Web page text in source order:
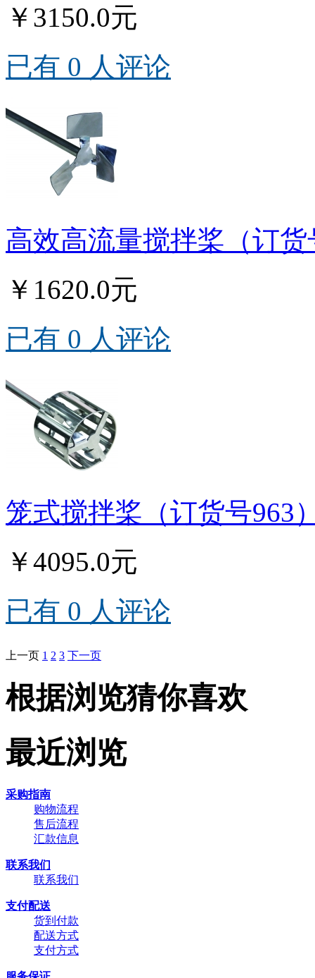
￥3150.0元
已有 0 人评论
高效高流量搅拌桨（订货
￥1620.0元
已有 0 人评论
笼式搅拌桨（订货号963
￥4095.0元
已有 0 人评论
上一页 1 2 3 下一页
根据浏览猜你喜欢
最近浏览
采购指南
购物流程
售后流程
汇款信息
联系我们
联系我们
支付配送
货到付款
配送方式
支付方式